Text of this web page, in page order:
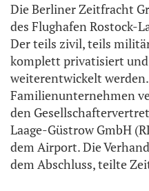
Die Berliner Zeitfracht
des Flughafen Rostock-
Der teils zivil, teils
komplett privatisiert
weiterentwickelt
Familienunternehmen
den
Laage-Güstrow GmbH
dem Airport. Die
dem Abschluss, teilte